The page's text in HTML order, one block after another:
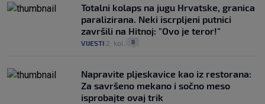
Totalni kolaps na jugu Hrvatske, granica
paralizirana. Neki iscrpljeni putnici
završili na Hitnoj: "Ovo je teror!"
VIJESTI 2. kol. 8
Napravite pljeskavice kao iz restorana:
Za savršeno mekano i sočno meso
isprobajte ovaj trik